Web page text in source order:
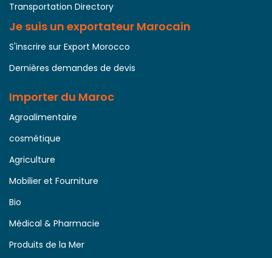
Transportation Directory
Je suis un exportateur Marocain
S'inscrire sur Export Morocco
Dernières demandes de devis
Importer du Maroc
Agroalimentaire
cosmétique
Agriculture
Mobilier et Fourniture
Bio
Médical & Pharmacie
Produits de la Mer